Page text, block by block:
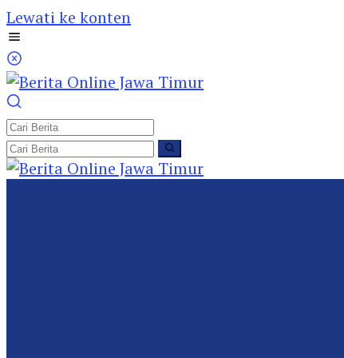
Lewati ke konten